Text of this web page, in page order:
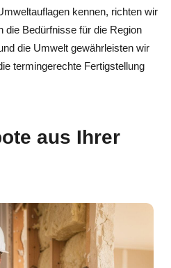
kennen, richten wir
die Bedürfnisse für die Region
die Umwelt gewährleisten wir
termingerechte Fertigstellung
aus Ihrer